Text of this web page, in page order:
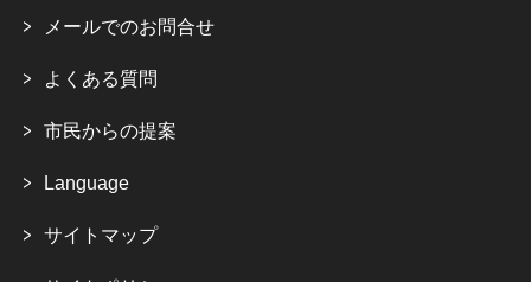
メールでのお問合せ
よくある質問
市民からの提案
Language
サイトマップ